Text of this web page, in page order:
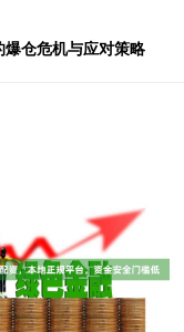
仓危机与应对策略